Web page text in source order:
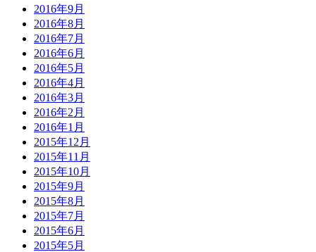
2016年9月
2016年8月
2016年7月
2016年6月
2016年5月
2016年4月
2016年3月
2016年2月
2016年1月
2015年12月
2015年11月
2015年10月
2015年9月
2015年8月
2015年7月
2015年6月
2015年5月